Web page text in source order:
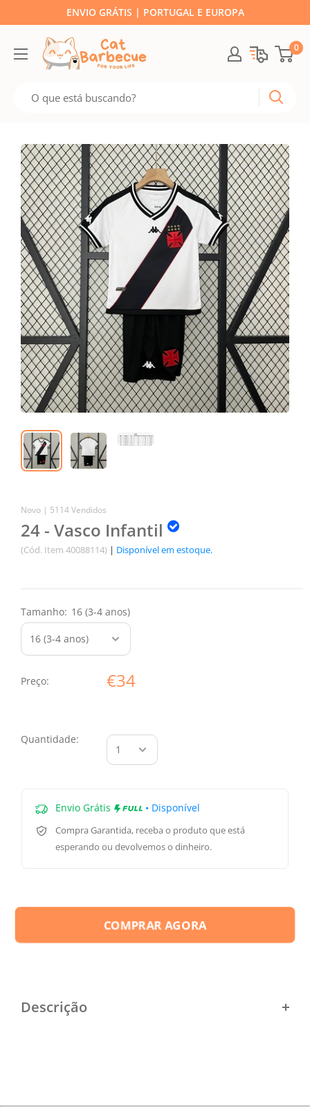
ENVIO GRÁTIS | PORTUGAL E EUROPA
0
Novo | 5114 Vendidos
24 - Vasco Infantil
(Cód. Item 40088114) | Disponível em estoque.
Tamanho: 16 (3-4 anos)
Preço: €34
Quantidade:
Envio Grátis • Disponível
Compra Garantida, receba o produto que está
esperando ou devolvemos o dinheiro.
COMPRAR AGORA
Descrição